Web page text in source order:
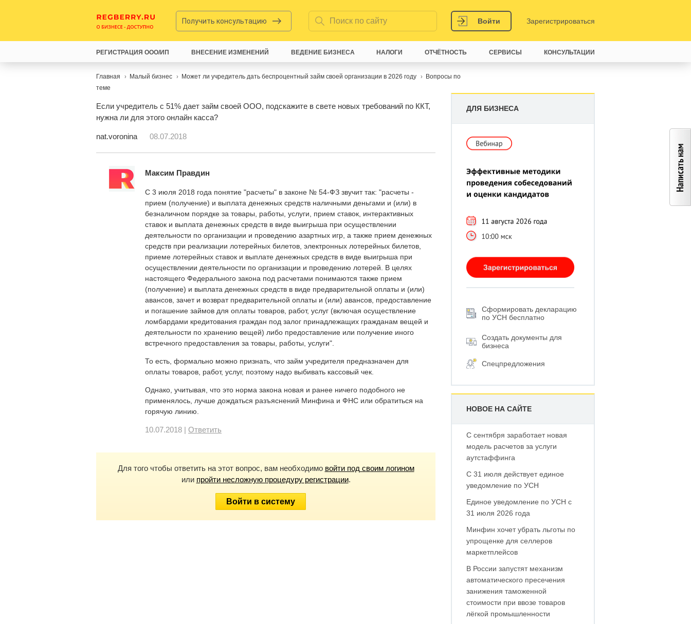
Получить консультацию Войти Зарегистрироваться
Главная Малый бизнес Может ли учредитель дать беспроцентный займ своей организации в 2026 году
Вопросы по
теме
Если учредитель с 51% дает займ своей ООО, подскажите в свете новых требований по ККТ,
нужна ли для этого онлайн касса?
nat.voronina 08.07.2018
Максим Правдин
С 3 июля 2018 года понятие "расчеты" в законе № 54-ФЗ звучит так: "расчеты -
прием (получение) и выплата денежных средств наличными деньгами и (или) в
безналичном порядке за товары, работы, услуги, прием ставок, интерактивных
ставок и выплата денежных средств в виде выигрыша при осуществлении
деятельности по организации и проведению азартных игр, а также прием денежных
средств при реализации лотерейных билетов, электронных лотерейных билетов,
приеме лотерейных ставок и выплате денежных средств в виде выигрыша при
осуществлении деятельности по организации и проведению лотерей. В целях
настоящего Федерального закона под расчетами понимаются также прием
(получение) и выплата денежных средств в виде предварительной оплаты и (или)
авансов, зачет и возврат предварительной оплаты и (или) авансов, предоставление
и погашение займов для оплаты товаров, работ, услуг (включая осуществление
ломбардами кредитования граждан под залог принадлежащих гражданам вещей и
деятельности по хранению вещей) либо предоставление или получение иного
встречного предоставления за товары, работы, услуги".
То есть, формально можно признать, что займ учредителя предназначен для
оплаты товаров, работ, услуг, поэтому надо выбивать кассовый чек.
Однако, учитывая, что это норма закона новая и ранее ничего подобного не
применялось, лучше дождаться разъяснений Минфина и ФНС или обратиться на
горячую линию.
10.07.2018 | Ответить
Для того чтобы ответить на этот вопрос, вам необходимо войти под своим логином
или пройти несложную процедуру регистрации.
Войти в систему
ДЛЯ БИЗНЕСА
Сформировать декларацию
по УСН бесплатно
Создать документы для
бизнеса
Спецпредложения
НОВОЕ НА САЙТЕ
С сентября заработает новая
модель расчетов за услуги
аутстаффинга
С 31 июля действует единое
уведомление по УСН
Единое уведомление по УСН с
31 июля 2026 года
Минфин хочет убрать льготы по
упрощенке для селлеров
маркетплейсов
В России запустят механизм
автоматического пресечения
занижения таможенной
стоимости при ввозе товаров
лёгкой промышленности
РЕГИСТРАЦИЯ ООО/ИП ВНЕСЕНИЕ ИЗМЕНЕНИЙ ВЕДЕНИЕ БИЗНЕСА НАЛОГИ ОТЧЁТНОСТЬ СЕРВИСЫ КОНСУЛЬТАЦИИ